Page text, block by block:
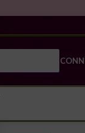
DÉCOUVREZ